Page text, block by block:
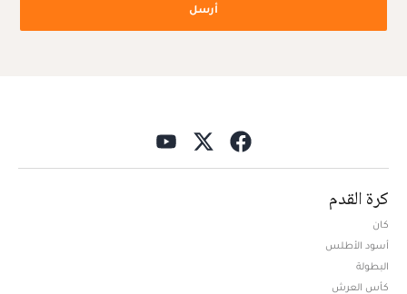
أرسل
كرة القدم
كان
أسود الأطلس
البطولة
كأس العرش